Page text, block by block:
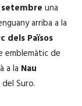
una
arriba a la
dels Països
emblemàtic de
a la Nau
Suro.